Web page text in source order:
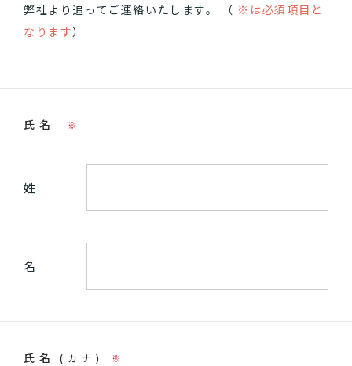
弊社より追ってご連絡いたします。 （ ※は必須項目と
なります）
氏名 ※
姓
名
氏名(カナ) ※